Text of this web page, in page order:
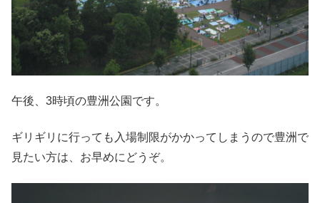
午後、3時頃の豊洲公園です。
ギリギリに行っても入場制限がかかってしまうので豊洲で
見たい方は、お早めにどうぞ。